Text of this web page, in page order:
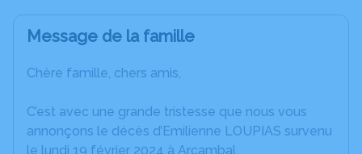
Message de la famille
Chère famille, chers amis,
C’est avec une grande tristesse que nous vous
annonçons le décès d’Emilienne LOUPIAS survenu
le lundi 19 février 2024 à Arcambal.